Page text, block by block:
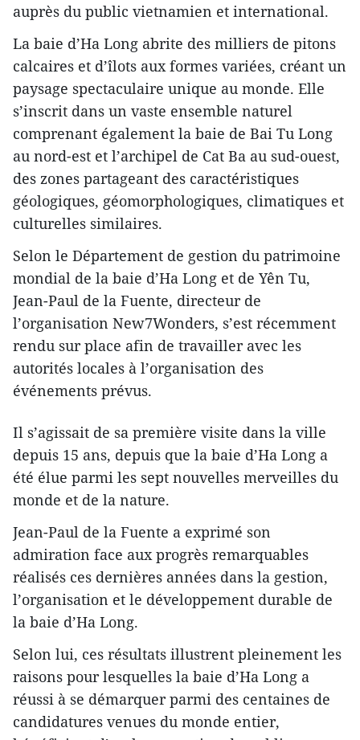
auprès du public vietnamien et international.
La baie d’Ha Long abrite des milliers de pitons
calcaires et d’îlots aux formes variées, créant un
paysage spectaculaire unique au monde. Elle
s’inscrit dans un vaste ensemble naturel
comprenant également la baie de Bai Tu Long
au nord-est et l’archipel de Cat Ba au sud-ouest,
des zones partageant des caractéristiques
géologiques, géomorphologiques, climatiques et
culturelles similaires.
Selon le Département de gestion du patrimoine
mondial de la baie d’Ha Long et de Yên Tu,
Jean-Paul de la Fuente, directeur de
l’organisation New7Wonders, s’est récemment
rendu sur place afin de travailler avec les
autorités locales à l’organisation des
événements prévus.
Il s’agissait de sa première visite dans la ville
depuis 15 ans, depuis que la baie d’Ha Long a
été élue parmi les sept nouvelles merveilles du
monde et de la nature.
Jean-Paul de la Fuente a exprimé son
admiration face aux progrès remarquables
réalisés ces dernières années dans la gestion,
l’organisation et le développement durable de
la baie d’Ha Long.
Selon lui, ces résultats illustrent pleinement les
raisons pour lesquelles la baie d’Ha Long a
réussi à se démarquer parmi des centaines de
candidatures venues du monde entier,